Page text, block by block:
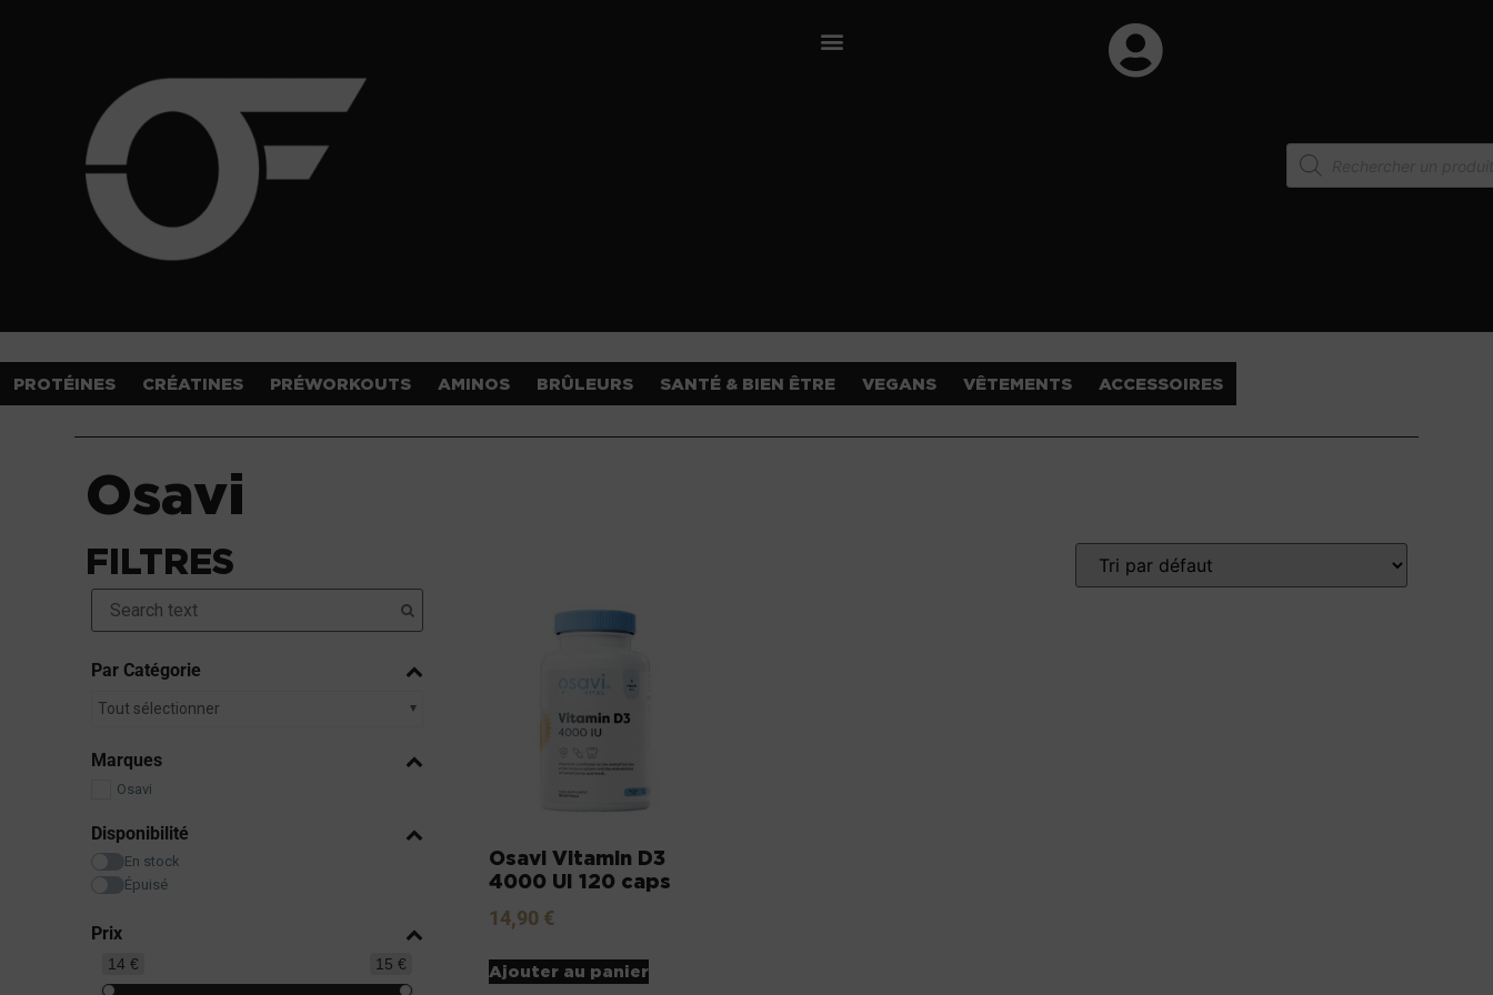
PROTÉINES CRÉATINES PRÉWORKOUTS AMINOS BRÛLEURS SANTÉ & BIEN ÊTRE VEGANS VÊTEMENTS ACCESSOIRES
Osavi
FILTRES
Par Catégorie
Tout sélectionner
Marques
Osavi
Disponibilité
En stock
Épuisé
Prix
14 € 15 €
Osavi Vitamin D3
4000 UI 120 caps
14,90 €
Ajouter au panier